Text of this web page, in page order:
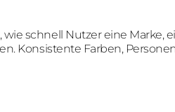
schnell Nutzer eine Marke,
Konsistente Farben,